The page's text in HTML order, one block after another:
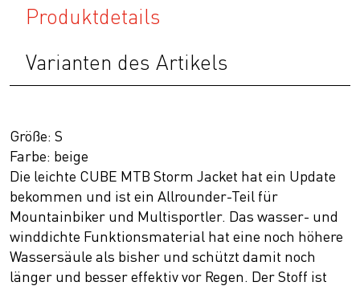
Produktdetails
Varianten des Artikels
Größe: S
Farbe: beige
Die leichte CUBE MTB Storm Jacket hat ein Update
bekommen und ist ein Allrounder-Teil für
Mountainbiker und Multisportler. Das wasser- und
winddichte Funktionsmaterial hat eine noch höhere
Wassersäule als bisher und schützt damit noch
länger und besser effektiv vor Regen. Der Stoff ist